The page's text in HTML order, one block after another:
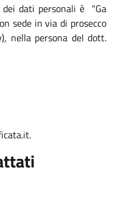
dei dati personali è "Ga
sede in via di prosecco
nella persona del dott.